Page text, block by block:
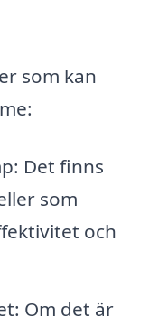
som kan
Det finns
som
och
Om det är